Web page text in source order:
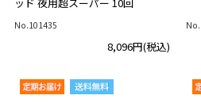
No.101435
8,096円(税込)